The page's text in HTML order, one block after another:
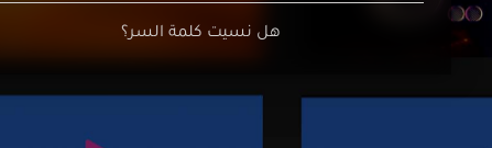
هل نسيت كلمة السر؟